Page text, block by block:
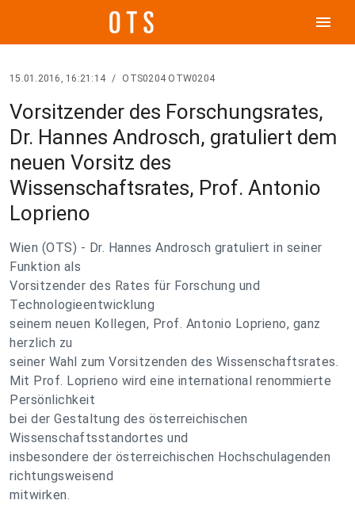
menu
15.01.2016, 16:21:14 / OTS0204 OTW0204
Vorsitzender des Forschungsrates,
Dr. Hannes Androsch, gratuliert dem
neuen Vorsitz des
Wissenschaftsrates, Prof. Antonio
Loprieno
Wien (OTS) - Dr. Hannes Androsch gratuliert in seiner
Funktion als
Vorsitzender des Rates für Forschung und
Technologieentwicklung
seinem neuen Kollegen, Prof. Antonio Loprieno, ganz
herzlich zu
seiner Wahl zum Vorsitzenden des Wissenschaftsrates.
Mit Prof. Loprieno wird eine international renommierte
Persönlichkeit
bei der Gestaltung des österreichischen
Wissenschaftsstandortes und
insbesondere der österreichischen Hochschulagenden
richtungsweisend
mitwirken.